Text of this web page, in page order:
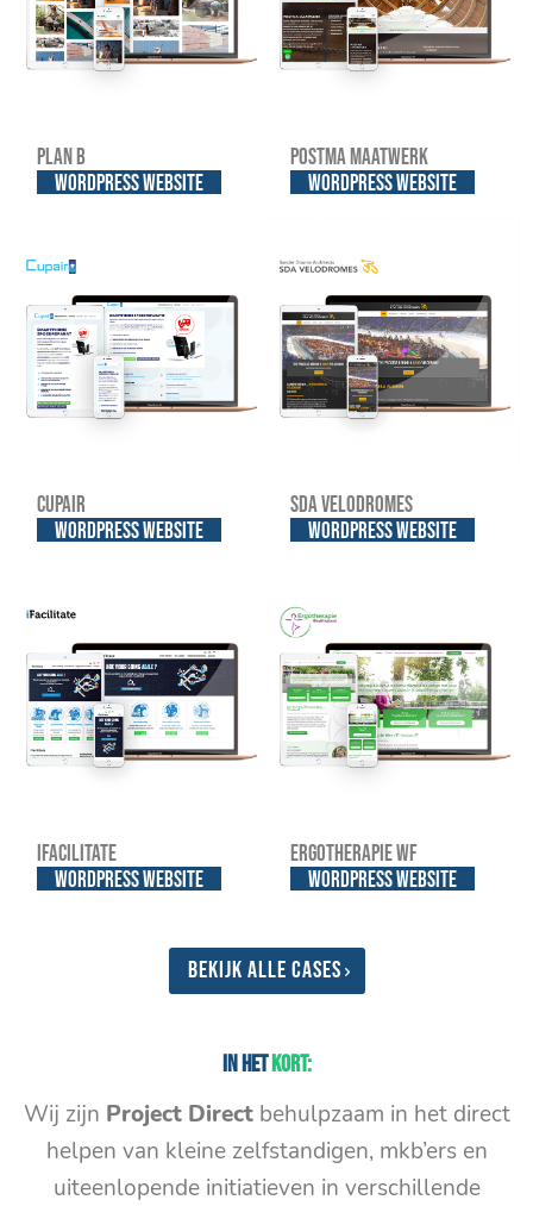
Plan B
WordPress website
Postma Maatwerk
WordPress website
Cupair
WordPress website
SDA Velodromes
WordPress website
iFacilitate
WordPress website
Ergotherapie WF
WordPress website
Bekijk alle cases
In hetkort:
Wij zijn Project Direct behulpzaam in het direct
helpen van kleine zelfstandigen, mkb’ers en
uiteenlopende initiatieven in verschillende